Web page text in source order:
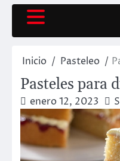
Inicio Pasteleo
Pasteles para
enero 12, 2023